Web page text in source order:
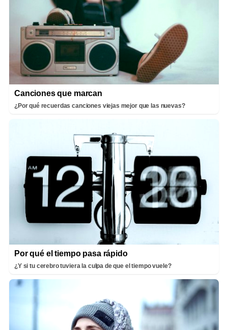
Canciones que marcan
¿Por qué recuerdas canciones viejas mejor que las nuevas?
Por qué el tiempo pasa rápido
¿Y si tu cerebro tuviera la culpa de que el tiempo vuele?